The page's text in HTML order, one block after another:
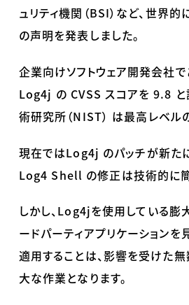
ュリティ機関（BSI）など、世界
の声明を発表しました。
企業向けソフトウェア開発会社で
Log4j の CVSSスコアを 9.8
術研究所（NIST） は最高レベル
現在ではLog4j のパッチが新た
Log4 Shell の修正は技術的に
しかし、 Log4jを使用している膨
ードパーティアプリケーションを
適用することは、影響を受けた
大な作業となります。